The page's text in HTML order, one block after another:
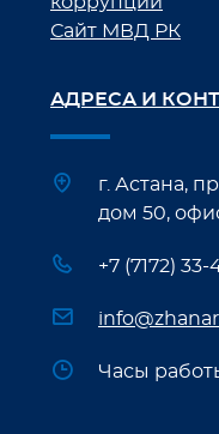
Сайт МВД РК
АДРЕСА И
г. Астана,
дом 50,
+7 (7172) 33-
Часы